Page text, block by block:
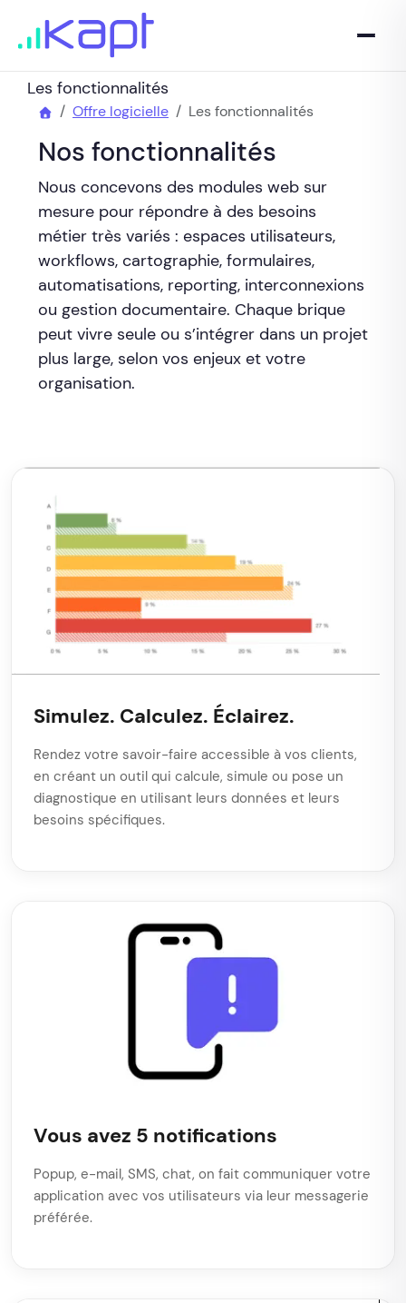
Les fonctionnalités
Offre logicielle Les fonctionnalités
Nos fonctionnalités
Nous concevons des modules web sur
mesure pour répondre à des besoins
métier très variés : espaces utilisateurs,
workflows, cartographie, formulaires,
automatisations, reporting, interconnexions
ou gestion documentaire. Chaque brique
peut vivre seule ou s’intégrer dans un projet
plus large, selon vos enjeux et votre
organisation.
Simulez. Calculez. Éclairez.
Rendez votre savoir-faire accessible à vos clients,
en créant un outil qui calcule, simule ou pose un
diagnostique en utilisant leurs données et leurs
besoins spécifiques.
Vous avez 5 notifications
Popup, e-mail, SMS, chat, on fait communiquer votre
application avec vos utilisateurs via leur messagerie
préférée.